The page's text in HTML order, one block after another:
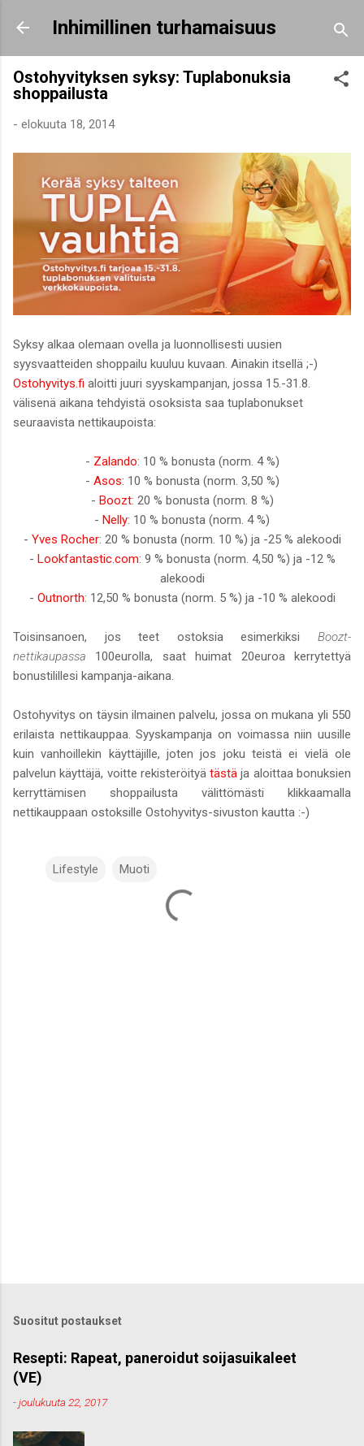
Siirry pääsisältöön
Inhimillinen turhamaisuus
Ostohyvityksen syksy: Tuplabonuksia
shoppailusta
- elokuuta 18, 2014
Syksy alkaa olemaan ovella ja luonnollisesti uusien
syysvaatteiden shoppailu kuuluu kuvaan. Ainakin itsellä ;-)
Ostohyvitys.fi aloitti juuri syyskampanjan, jossa 15.-31.8.
välisenä aikana tehdyistä osoksista saa tuplabonukset
seuraavista nettikaupoista:
- Zalando: 10 % bonusta (norm. 4 %)
- Asos: 10 % bonusta (norm. 3,50 %)
- Boozt: 20 % bonusta (norm. 8 %)
- Nelly: 10 % bonusta (norm. 4 %)
- Yves Rocher: 20 % bonusta (norm. 10 %) ja -25 % alekoodi
- Lookfantastic.com: 9 % bonusta (norm. 4,50 %) ja -12 %
alekoodi
- Outnorth: 12,50 % bonusta (norm. 5 %) ja -10 % alekoodi
Toisinsanoen, jos teet ostoksia esimerkiksi Boozt-
nettikaupassa 100eurolla, saat huimat 20euroa kerrytettyä
bonustilillesi kampanja-aikana.
Ostohyvitys on täysin ilmainen palvelu, jossa on mukana yli 550
erilaista nettikauppaa. Syyskampanja on voimassa niin uusille
kuin vanhoillekin käyttäjille, joten jos joku teistä ei vielä ole
palvelun käyttäjä, voitte rekisteröityätästä ja aloittaa bonuksien
kerryttämisen shoppailusta välittömästi klikkaamalla
nettikauppaan ostoksille Ostohyvitys-sivuston kautta :-)
Lifestyle Muoti
Suositut postaukset
Resepti: Rapeat, paneroidut soijasuikaleet
(VE)
-joulukuuta 22, 2017